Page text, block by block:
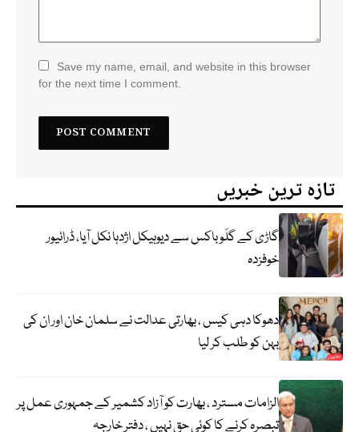
Save my name, email, and website in this browser
for the next time I comment.
تازہ ترین خبریں
گاڑی کے گلَو باکس سے دیوہیکل اژدہا نکل آیا، ڈرائیور
خوفزدہ
دھوکا دہی کیس ، بھارتی عدالت نے سلمان خان اور ان کی
بہن کو طلب کر لیا
الزامات مسترد ، بھارت کو آزاد کشمیر کے جمہوری عمل پر
تبصرہ کرنے کا کوئی حق نہیں ، دفتر خارجہ